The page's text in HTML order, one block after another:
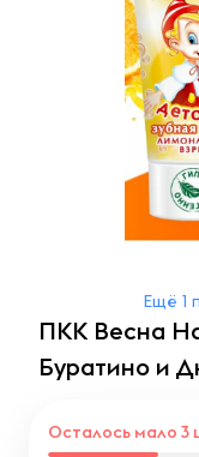
Ещё 1
ПКК Весна
Буратино и
Осталось мало 3